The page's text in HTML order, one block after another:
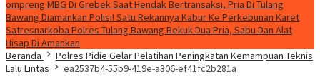
ompreng MBG Di Grebek Saat Hendak Bertransaksi, Pria Di Tulang
Bawang Diamankan Polisi! Satu Rekannya Kabur Ke Perkebunan Karet
Satresnarkoba Polres Tulang Bawang Bekuk Dua Pria, Sabu Dan Alat
Hisap Di Amankan
Beranda
Polres Pidie Gelar Pelatihan Peningkatan Kemampuan Teknis
Lalu Lintas
ea2537b4-55b9-419e-a306-ef41fc2b281a